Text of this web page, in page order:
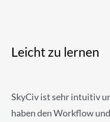
Leicht zu lernen
SkyCiv ist sehr intuitiv
haben den Workflow